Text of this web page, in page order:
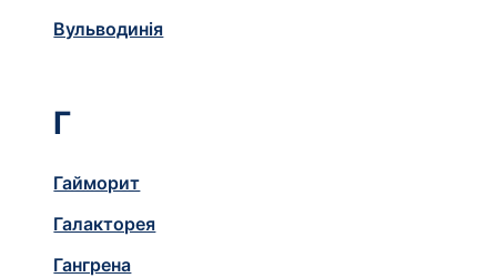
Вульводинія
Г
Гайморит
Галакторея
Гангрена